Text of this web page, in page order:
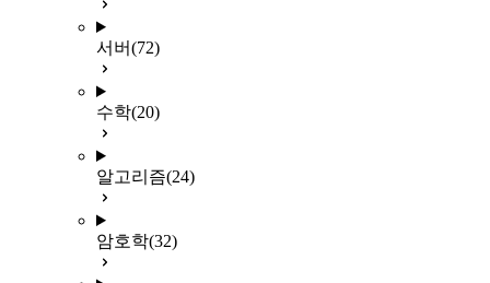
서버(72)
수학(20)
알고리즘(24)
암호학(32)